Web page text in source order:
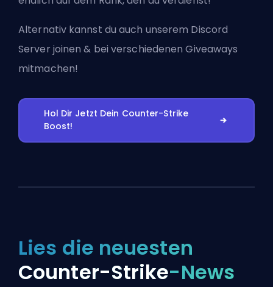
Alternativ kannst du auch unserem Discord
Server joinen & bei verschiedenen Giveaways
mitmachen!
Hol Dir Jetzt Dein Counter-Strike
Boost!
Lies die neuesten
Counter-Strike-News